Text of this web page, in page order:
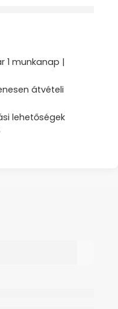
1 munkanap |
átvételi
lehetőségek